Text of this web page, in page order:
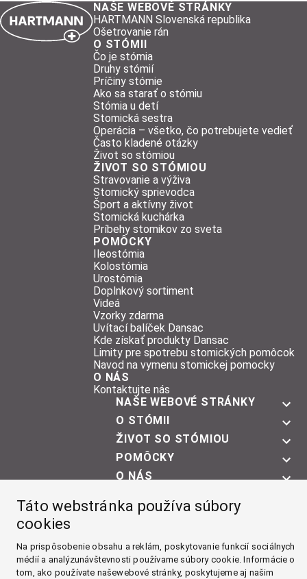
Táto webstránka používa súbory
cookies
Na prispôsobenie obsahu a reklám, poskytovanie funkcií sociálnych
médií a analýzunávštevnosti používame súbory cookie. Informácie o
tom, ako používate našewebové stránky, poskytujeme aj našim
NAŠE WEBOVÉ STRÁNKY
HARTMANN Slovenská republika
Ošetrovanie rán
O STÓMII
Čo je stómia
Druhy stómií
Príčiny stómie
Ako sa starať o stómiu
Stómia u detí
Stomická sestra
Operácia – všetko, čo potrebujete vedieť
Často kladené otázky
Život so stómiou
ŽIVOT SO STÓMIOU
Stravovanie a výživa
Stomický sprievodca
Šport a aktívny život
Stomická kuchárka
Príbehy stomikov zo sveta
POMÔCKY
Ileostómia
Kolostómia
Urostómia
Doplnkový sortiment
Videá
Vzorky zdarma
Uvítací balíček Dansac
Kde získať produkty Dansac
Limity pre spotrebu stomických pomôcok
Navod na vymenu stomickej pomocky
O NÁS
Kontaktujte nás
NAŠE WEBOVÉ STRÁNKY
O STÓMII
ŽIVOT SO STÓMIOU
POMÔCKY
O NÁS
Facebook
Instagram
YouTube